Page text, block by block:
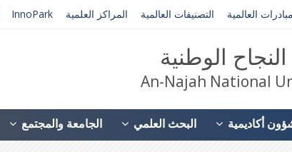
العالمية التصنيفات العالمية المراكز العلمية InnoPark
الوطنية
An-Najah National
أكاديمية البحث العلمي الجامعة والمجتمع